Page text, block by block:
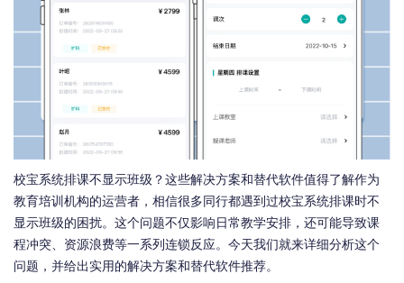
校宝系统排课不显示班级？这些解决方案和替代软件值得了解作为
教育培训机构的运营者，相信很多同行都遇到过校宝系统排课时不
显示班级的困扰。这个问题不仅影响日常教学安排，还可能导致课
程冲突、资源浪费等一系列连锁反应。今天我们就来详细分析这个
问题，并给出实用的解决方案和替代软件推荐。